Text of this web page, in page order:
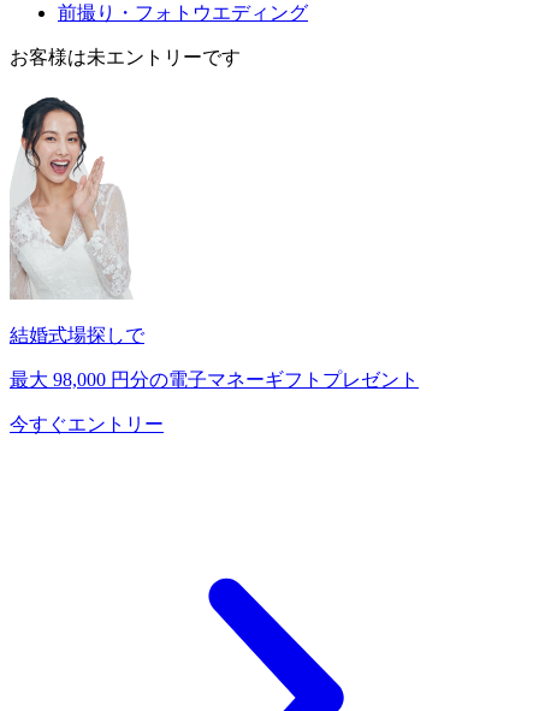
前撮り・フォトウエディング
お客様は未エントリーです
結婚式場探しで
最大 98,000 円分の電子マネーギフトプレゼント
今すぐエントリー